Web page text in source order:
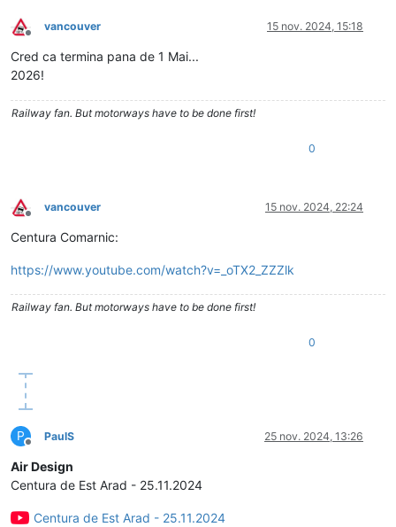
Deconectat
vancouver 15 nov. 2024, 15:18
Cred ca termina pana de 1 Mai...
2026!
Railway fan. But motorways have to be done first!
0
Deconectat
vancouver 15 nov. 2024, 22:24
Centura Comarnic:
https://www.youtube.com/watch?v=_oTX2_ZZZlk
Railway fan. But motorways have to be done first!
0
P
Deconectat
PaulS 25 nov. 2024, 13:26
Air Design
Centura de Est Arad - 25.11.2024
Centura de Est Arad - 25.11.2024